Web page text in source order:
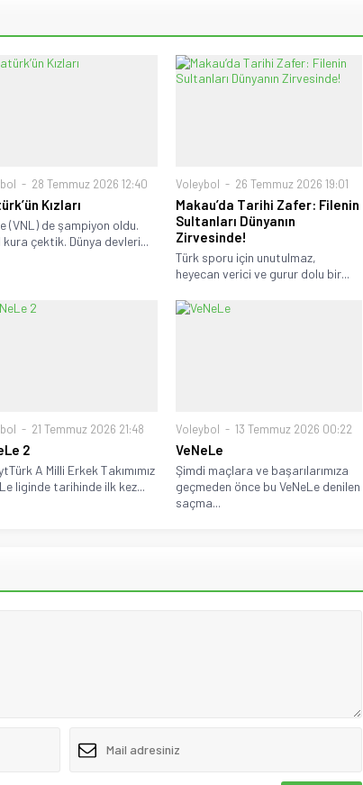
28 Temmuz 2026 12:40
Kızları
(VNL) de şampiyon oldu.
kura çektik. Dünya devleri...
Voleybol 26 Temmuz 2026 19:01
Makau’da Tarihi Zafer: Filenin
Sultanları Dünyanın
Zirvesinde!
Türk sporu için unutulmaz,
heyecan verici ve gurur dolu bir...
21 Temmuz 2026 21:48
2
A Milli Erkek Takımımız
liginde tarihinde ilk kez...
Voleybol 13 Temmuz 2026 00:22
VeNeLe
Şimdi maçlara ve başarılarımıza
geçmeden önce bu VeNeLe denilen
saçma...